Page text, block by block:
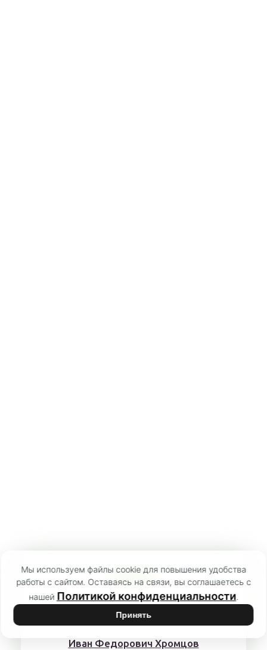
Автор:
Иван Федорович Хромцов
Мы используем файлы cookie для повышения удобства
работы с сайтом. Оставаясь на связи, вы соглашаетесь с
нашей Политикой конфиденциальности.
Принять